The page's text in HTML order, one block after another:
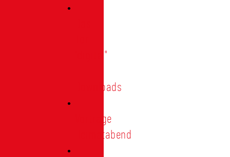
"digital"
Downloads
Vorträge
Heimatabend